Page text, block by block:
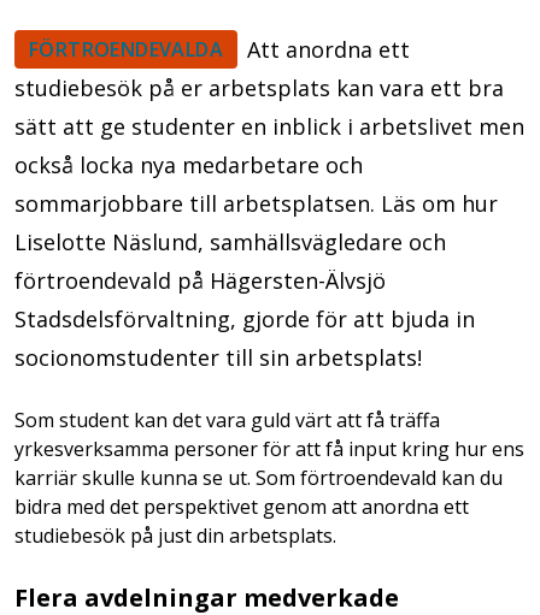
FÖRTROENDEVALDA
Att anordna ett
studiebesök på er arbetsplats kan vara ett bra
sätt att ge studenter en inblick i arbetslivet men
också locka nya medarbetare och
sommarjobbare till arbetsplatsen. Läs om hur
Liselotte Näslund, samhällsvägledare och
förtroendevald på Hägersten-Älvsjö
Stadsdelsförvaltning, gjorde för att bjuda in
socionomstudenter till sin arbetsplats!
Som student kan det vara guld värt att få träffa
yrkesverksamma personer för att få input kring hur ens
karriär skulle kunna se ut. Som förtroendevald kan du
bidra med det perspektivet genom att anordna ett
studiebesök på just din arbetsplats.
Flera avdelningar medverkade